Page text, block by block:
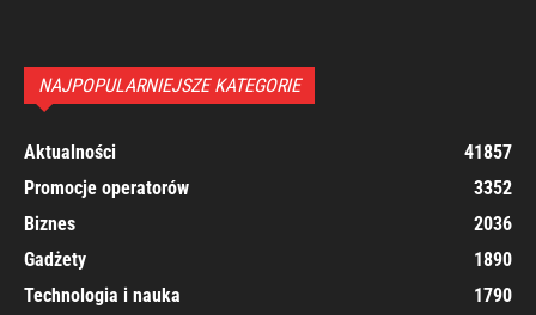
NAJPOPULARNIEJSZE KATEGORIE
Aktualności
41857
Promocje operatorów
3352
Biznes
2036
Gadżety
1890
Technologia i nauka
1790